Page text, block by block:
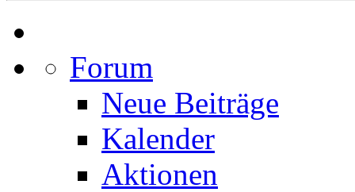
Forum
Neue Beiträge
Kalender
Aktionen